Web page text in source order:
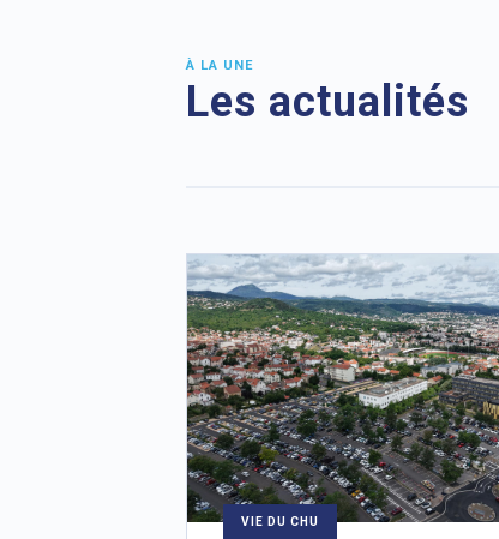
À LA UNE
Les actualités
VIE DU CHU